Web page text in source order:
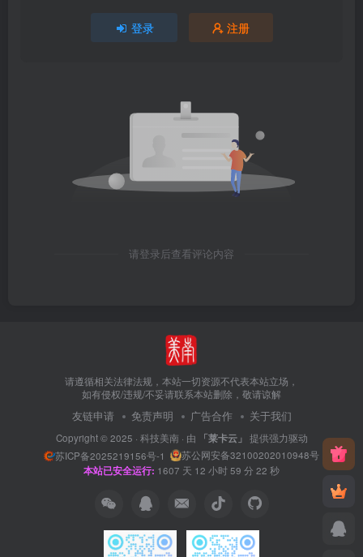
登录 注册
请登录后查看评论内容
请遵循相关法律法规，本站一切资源不代表本站立场，
如有侵权/违规/不妥请联系本站删除，敬请谅解
友链申请 免责声明 广告合作 关于我们
Copyright © 2025 · 科技美南 · 由 「莱卡云」 提供强力驱动
苏ICP备2025219156号-1
苏公网安备32100202010948号
本站已安全运行: 1607 天 12 小时59 分 22 秒